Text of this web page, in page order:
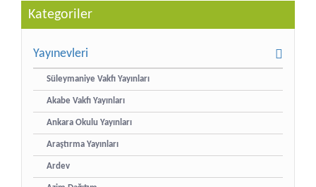
Kategoriler
Yayınevleri
Süleymaniye Vakfı Yayınları
Akabe Vakfı Yayınları
Ankara Okulu Yayınları
Araştırma Yayınları
Ardev